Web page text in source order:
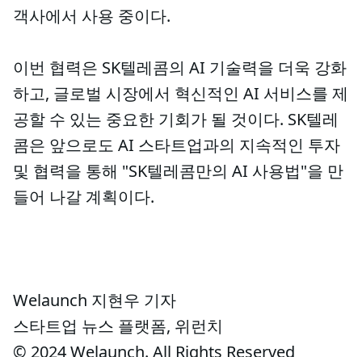
객사에서 사용 중이다.
이번 협력은 SK텔레콤의 AI 기술력을 더욱 강화
하고, 글로벌 시장에서 혁신적인 AI 서비스를 제
공할 수 있는 중요한 기회가 될 것이다. SK텔레
콤은 앞으로도 AI 스타트업과의 지속적인 투자
및 협력을 통해 "SK텔레콤만의 AI 사용법"을 만
들어 나갈 계획이다.
Welaunch 지현우 기자
스타트업 뉴스 플랫폼, 위런치
© 2024 Welaunch. All Rights Reserved